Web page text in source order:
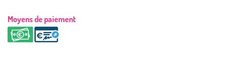
Moyens de paiement